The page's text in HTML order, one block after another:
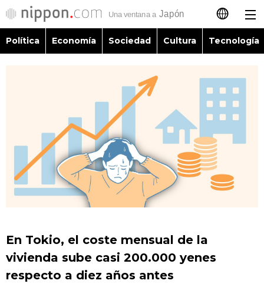
日本語
简体字
繁體字
Français
Economía
Sociedad
Tecnología
Vida
Política Economía Sociedad Cultura Tecnología
En Tokio, el coste mensual de la
vivienda sube casi 200.000 yenes
respecto a diez años antes